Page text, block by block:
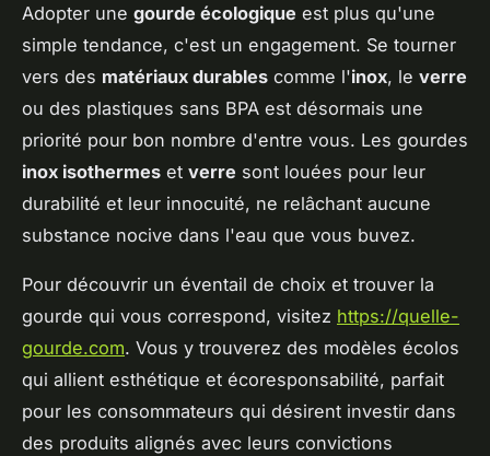
Adopter une gourde écologique est plus qu'une
simple tendance, c'est un engagement. Se tourner
vers des matériaux durables comme l'inox, le verre
ou des plastiques sans BPA est désormais une
priorité pour bon nombre d'entre vous. Les gourdes
inox isothermes et verre sont louées pour leur
durabilité et leur innocuité, ne relâchant aucune
substance nocive dans l'eau que vous buvez.
Pour découvrir un éventail de choix et trouver la
gourde qui vous correspond, visitez https://quelle-
gourde.com. Vous y trouverez des modèles écolos
qui allient esthétique et écoresponsabilité, parfait
pour les consommateurs qui désirent investir dans
des produits alignés avec leurs convictions